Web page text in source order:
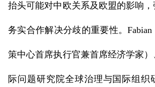
抬头可能对中欧关系及欧盟的影响
务实合作解决分歧的重要性。Fabian
策中心首席执行官兼首席经济学家
际问题研究院全球治理与国际组织